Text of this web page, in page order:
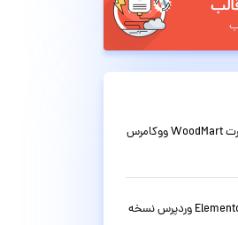
قالب فروشگاهی چندمنظوره وودمارت WoodMart ووکامرس
افزونه صفحه ساز المنتور پرو Elementor Pro وردپرس نسخه